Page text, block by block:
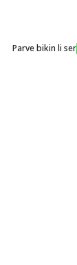
Parve bikin li ser